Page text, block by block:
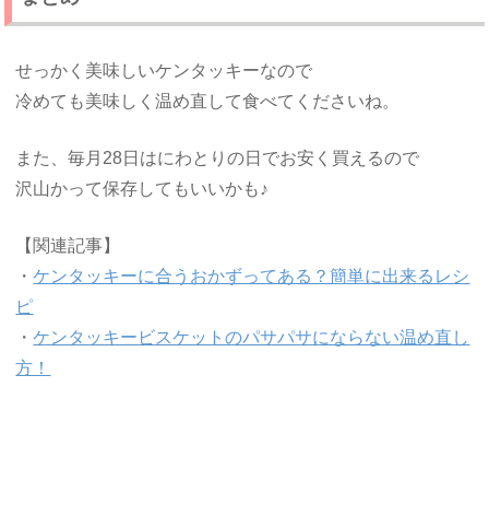
せっかく美味しいケンタッキーなので
冷めても美味しく温め直して食べてくださいね。
また、毎月28日はにわとりの日でお安く買えるので
沢山かって保存してもいいかも♪
【関連記事】
・ケンタッキーに合うおかずってある？簡単に出来るレシ
ピ
・ケンタッキービスケットのパサパサにならない温め直し
方！